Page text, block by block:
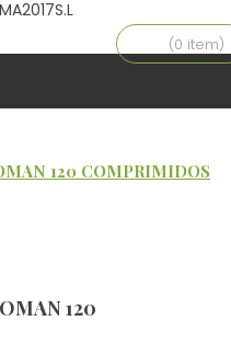
(0 item)
120 COMPRIMIDOS
120